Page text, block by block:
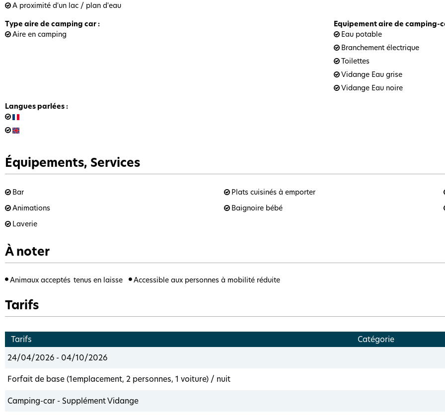
A proximité d'un lac / plan d'eau
Type aire de camping car :
Aire en camping
Equipement aire de camping-
Eau potable
Branchement électrique
Toilettes
Vidange Eau grise
Vidange Eau noire
Langues parlées :
Équipements, Services
Bar
Plats cuisinés à emporter
Animations
Baignoire bébé
Laverie
À noter
Animaux acceptés tenus en laisse Accessible aux personnes à mobilité réduite
Tarifs
Tarifs
Catégorie
24/04/2026 - 04/10/2026
Forfait de base (1emplacement, 2 personnes, 1 voiture) / nuit
Camping-car - Supplément Vidange